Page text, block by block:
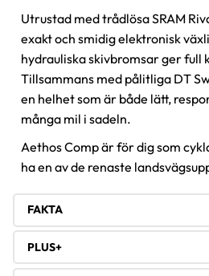
Utrustad med trådlösa SRAM
exakt och smidig elektronisk
hydrauliska skivbromsar ger full
Tillsammans med pålitliga DT
en helhet som är både lätt,
många mil i sadeln.
Aethos Comp är för dig som
ha en av de renaste
FAKTA
PLUS+